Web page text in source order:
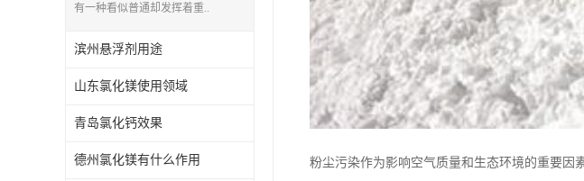
有一种看似普通却发挥着重..
滨州悬浮剂用途
山东氯化镁使用领域
青岛氯化钙效果
德州氯化镁有什么作用 粉尘污染作为影响空气质量和生态环境的重要因